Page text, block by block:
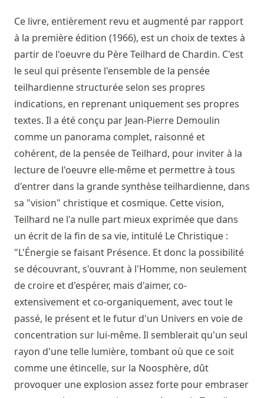
Ce livre, entièrement revu et augmenté par rapport
à la première édition (1966), est un choix de textes à
partir de l'oeuvre du Père Teilhard de Chardin. C'est
le seul qui présente l'ensemble de la pensée
teilhardienne structurée selon ses propres
indications, en reprenant uniquement ses propres
textes. Il a été conçu par Jean-Pierre Demoulin
comme un panorama complet, raisonné et
cohérent, de la pensée de Teilhard, pour inviter à la
lecture de l'oeuvre elle-même et permettre à tous
d'entrer dans la grande synthèse teilhardienne, dans
sa "vision" christique et cosmique. Cette vision,
Teilhard ne l'a nulle part mieux exprimée que dans
un écrit de la fin de sa vie, intitulé Le Christique :
"L'Énergie se faisant Présence. Et donc la possibilité
se découvrant, s'ouvrant à l'Homme, non seulement
de croire et d'espérer, mais d'aimer, co-
extensivement et co-organiquement, avec tout le
passé, le présent et le futur d'un Univers en voie de
concentration sur lui-même. Il semblerait qu'un seul
rayon d'une telle lumière, tombant où que ce soit
comme une étincelle, sur la Noosphère, dût
provoquer une explosion assez forte pour embraser